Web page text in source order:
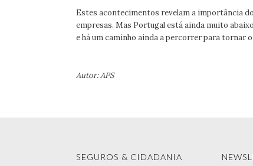
Estes acontecimentos revelam a importância
empresas. Mas Portugal está ainda muito
e há um caminho ainda a percorrer para tornar
Autor: APS
SEGUROS & CIDADANIA